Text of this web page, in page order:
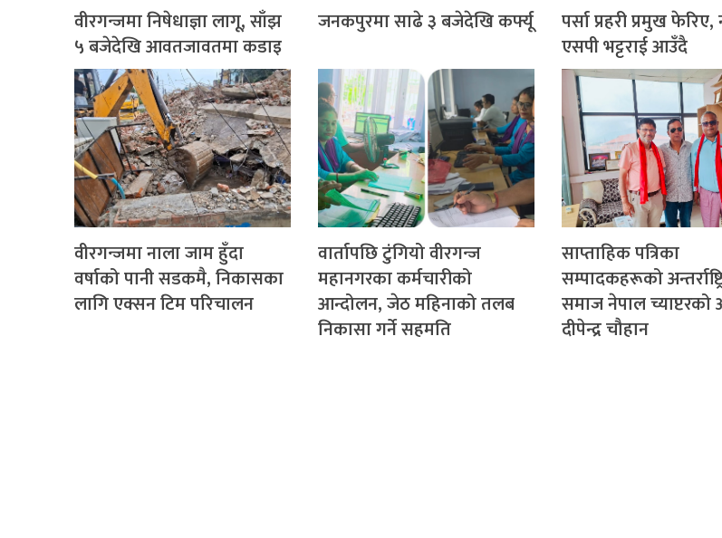
वीरगन्जमा निषेधाज्ञा लागू, साँझ
५ बजेदेखि आवतजावतमा कडाइ
जनकपुरमा साढे ३ बजेदेखि कर्फ्यू
पर्सा प्रहरी प्रमुख फेरिए,
एसपी भट्टराई आउँदै
वीरगन्जमा नाला जाम हुँदा
वर्षाको पानी सडकमै, निकासका
लागि एक्सन टिम परिचालन
वार्तापछि टुंगियो वीरगन्ज
महानगरका कर्मचारीको
आन्दोलन, जेठ महिनाको तलब
निकासा गर्ने सहमति
साप्ताहिक पत्रिका
सम्पादकहरूको
समाज नेपाल च्याप्टरको
दीपेन्द्र चौहान